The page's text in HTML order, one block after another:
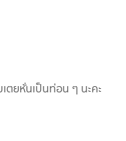
ตยหั่นเป็นท่อน ๆ นะคะ